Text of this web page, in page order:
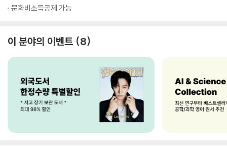
문화비소득공제 가능
이 분야의 이벤트 8